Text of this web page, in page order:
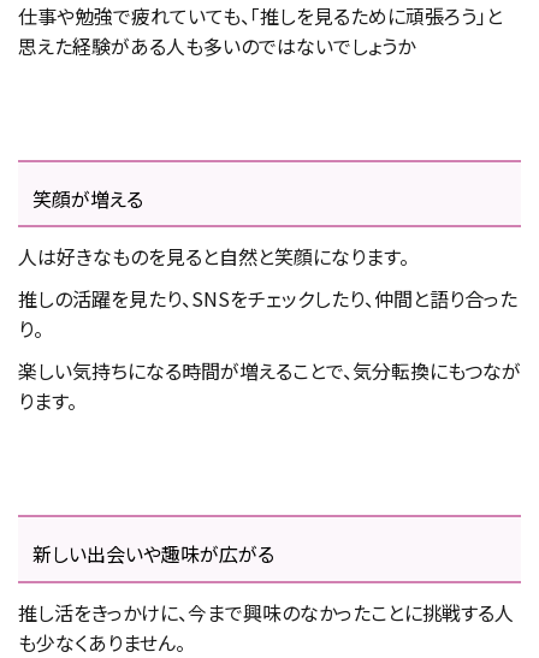
仕事や勉強で疲れていても、「推しを見るために頑張ろう」と
思えた経験がある人も多いのではないでしょうか
笑顔が増える
人は好きなものを見ると自然と笑顔になります。
推しの活躍を見たり、SNSをチェックしたり、仲間と語り合った
り。
楽しい気持ちになる時間が増えることで、気分転換にもつなが
ります。
新しい出会いや趣味が広がる
推し活をきっかけに、今まで興味のなかったことに挑戦する人
も少なくありません。